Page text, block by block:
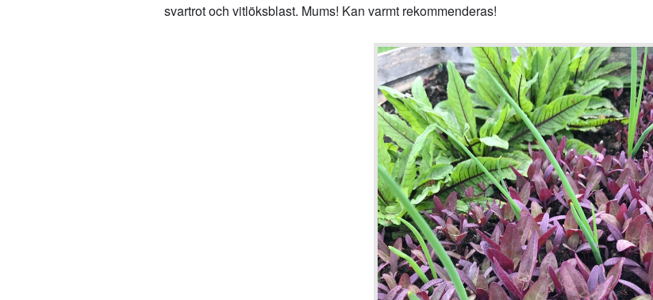
svartrot och vitlöksblast. Mums! Kan varmt rekommenderas!